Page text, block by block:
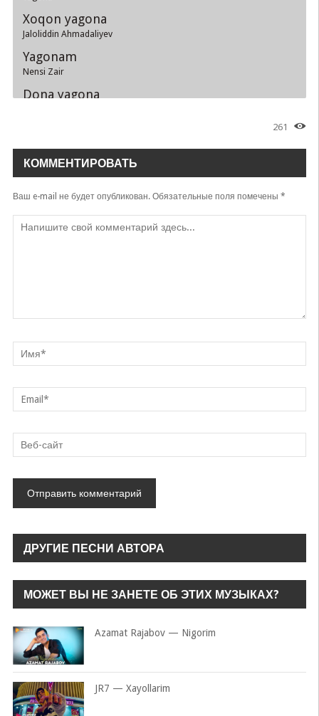
Xoqon yagona
Jaloliddin Ahmadaliyev
Yagonam
Nensi Zair
Dona yagona
Sanatbek Farmonov
Yagona
Shoira Otabekova, Yagona
261
КОММЕНТИРОВАТЬ
Ваш e-mail не будет опубликован.Обязательные поля помечены *
ДРУГИЕ ПЕСНИ АВТОРА
МОЖЕТ ВЫ НЕ ЗАНЕТЕ ОБ ЭТИХ МУЗЫКАХ?
Azamat Rajabov — Nigorim
JR7 — Xayollarim